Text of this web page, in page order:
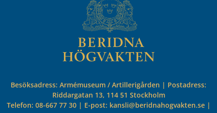
Besöksadress: Armémuseum / Artillerigården | Postadress:
Riddargatan 13, 114 51 Stockholm
Telefon: 08-667 77 30 | E-post: kansli@beridnahogvakten.se |